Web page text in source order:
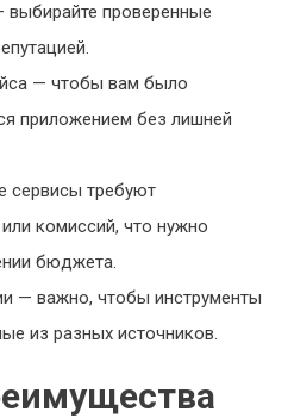
проверенные
— чтобы вам было
приложением без лишней
сервисы требуют
комиссий, что нужно
бюджета.
— важно, чтобы инструменты
из разных источников.